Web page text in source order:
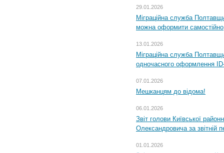
29.01.2026
Міграційна служба
можна оформити самостійно
13.01.2026
Міграційна служба
одночасного оформлення
07.01.2026
Мешканцям до відома!
06.01.2026
Звіт голови Київської
Олександровича за звітній
01.01.2026